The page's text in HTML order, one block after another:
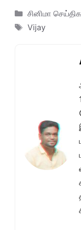
Categories
சினிமா
Tags
Vijay